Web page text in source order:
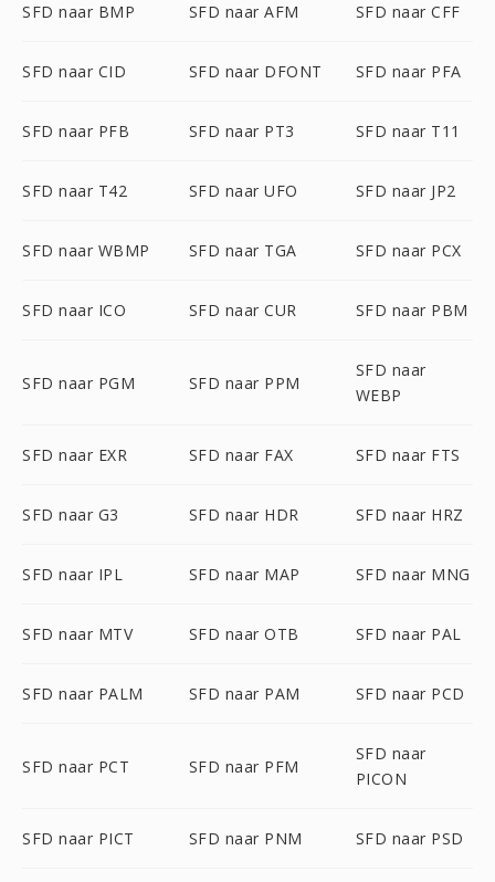
SFD naar BMP SFD naar AFM SFD naar CFF
SFD naar CID SFD naar DFONT SFD naar PFA
SFD naar PFB SFD naar PT3 SFD naar T11
SFD naar T42 SFD naar UFO SFD naar JP2
SFD naar WBMP SFD naar TGA SFD naar PCX
SFD naar ICO SFD naar CUR SFD naar PBM
SFD naar PGM SFD naar PPM
SFD naar
WEBP
SFD naar EXR SFD naar FAX SFD naar FTS
SFD naar G3 SFD naar HDR SFD naar HRZ
SFD naar IPL SFD naar MAP SFD naar MNG
SFD naar MTV SFD naar OTB SFD naar PAL
SFD naar PALM SFD naar PAM SFD naar PCD
SFD naar PCT SFD naar PFM
SFD naar
PICON
SFD naar PICT SFD naar PNM SFD naar PSD